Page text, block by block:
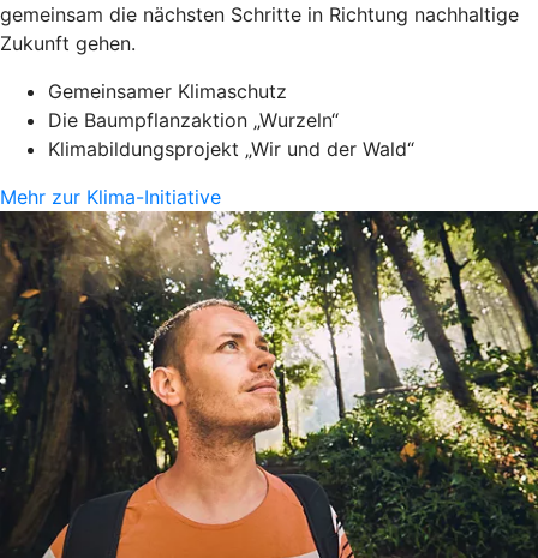
gemeinsam die nächsten Schritte in Richtung nachhaltige
Zukunft gehen.
Gemeinsamer Klimaschutz
Die Baumpflanzaktion „Wurzeln“
Klimabildungsprojekt „Wir und der Wald“
Mehr zur Klima-Initiative